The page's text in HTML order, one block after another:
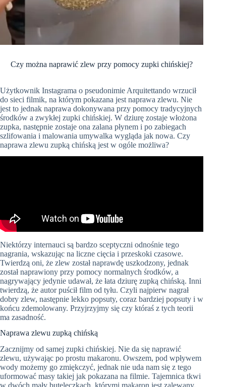
Czy można naprawić zlew przy pomocy zupki chińskiej?
Użytkownik Instagrama o pseudonimie Arquitettando wrzucił
do sieci filmik, na którym pokazana jest naprawa zlewu. Nie
jest to jednak naprawa dokonywana przy pomocy tradycyjnych
środków a zwykłej zupki chińskiej. W dziurę zostaje włożona
zupka, następnie zostaje ona zalana płynem i po zabiegach
szlifowania i malowania umywalka wygląda jak nowa. Czy
naprawa zlewu zupką chińską jest w ogóle możliwa?
Niektórzy internauci są bardzo sceptyczni odnośnie tego
nagrania, wskazując na liczne cięcia i przeskoki czasowe.
Twierdzą oni, że zlew został naprawdę uszkodzony, jednak
został naprawiony przy pomocy normalnych środków, a
nagrywający jedynie udawał, że łata dziurę zupką chińską. Inni
twierdzą, że autor puścił film od tyłu. Czyli najpierw nagrał
dobry zlew, następnie lekko popsuty, coraz bardziej popsuty i w
końcu zdemolowany. Przyjrzyjmy się czy któraś z tych teorii
ma zasadność.
Naprawa zlewu zupką chińską
Zacznijmy od samej zupki chińskiej. Nie da się naprawić
zlewu, używając po prostu makaronu. Owszem, pod wpływem
wody możemy go zmiękczyć, jednak nie uda nam się z tego
uformować masy takiej jak pokazana na filmie. Tajemnica tkwi